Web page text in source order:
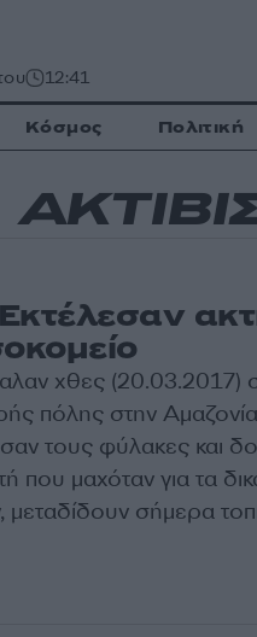
12:41
Κόσμος Πολιτική
χθες (20.03.2017)
πόλης στην
τους φύλακες και
που μαχόταν για τα
σήμερα